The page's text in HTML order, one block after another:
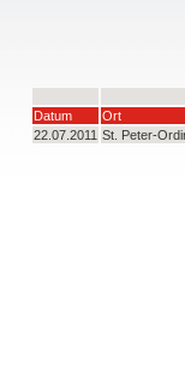
Datum
Ort
22.07.2011 St. Peter-